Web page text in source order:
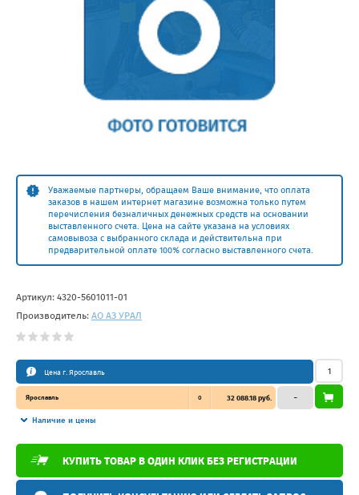
Уважаемые партнеры, обращаем Ваше внимание, что оплата
заказов в нашем интернет магазине возможна только путем
перечисления безналичных денежных средств на основании
выставленного счета. Цена на сайте указана на условиях
самовывоза с выбранного склада и действительна при
предварительной оплате 100% согласно выставленного счета.
Артикул: 4320-5601011-01
Производитель: АО АЗ УРАЛ
Цена г. Ярославль
Ярославль 0 32 088.18 руб.
Наличие и цены
–
КУПИТЬ ТОВАР В ОДИН КЛИК БЕЗ РЕГИСТРАЦИИ